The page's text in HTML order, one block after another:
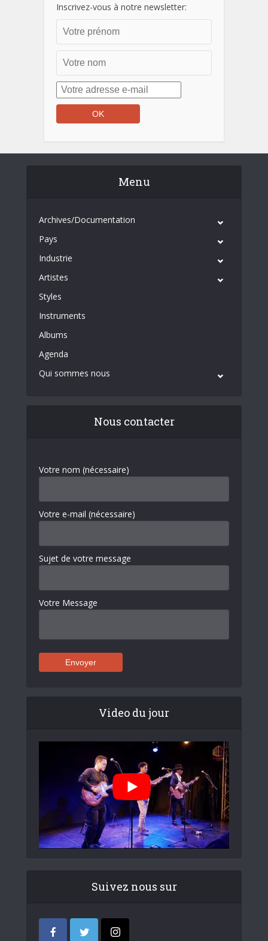
Inscrivez-vous à notre newsletter:
Menu
Archives/Documentation
Pays
Industrie
Artistes
Styles
Instruments
Albums
Agenda
Qui sommes nous
Nous contacter
Votre nom (nécessaire)
Votre e-mail (nécessaire)
Sujet de votre message
Votre Message
Video du jour
Suivez nous sur